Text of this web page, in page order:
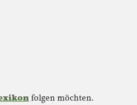
folgen möchten.